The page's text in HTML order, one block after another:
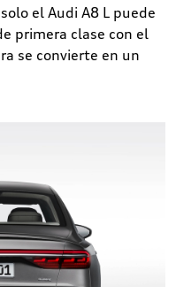
el Audi A8 L puede
primera clase con el
se convierte en un